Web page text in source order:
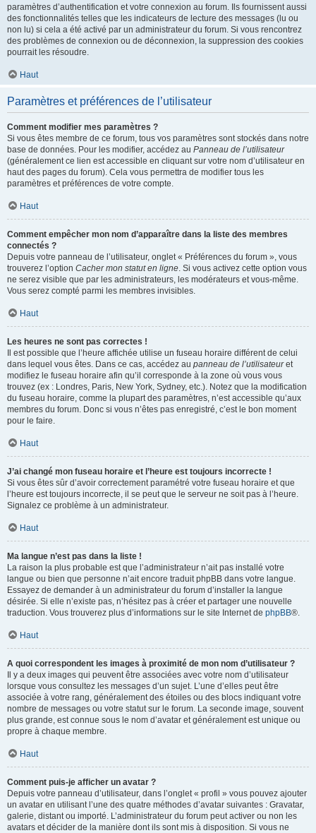
paramètres d’authentification et votre connexion au forum. Ils fournissent aussi
des fonctionnalités telles que les indicateurs de lecture des messages (lu ou
non lu) si cela a été activé par un administrateur du forum. Si vous rencontrez
des problèmes de connexion ou de déconnexion, la suppression des cookies
pourrait les résoudre.
Haut
Paramètres et préférences de l’utilisateur
Comment modifier mes paramètres ?
Si vous êtes membre de ce forum, tous vos paramètres sont stockés dans notre
base de données. Pour les modifier, accédez au Panneau de l’utilisateur
(généralement ce lien est accessible en cliquant sur votre nom d’utilisateur en
haut des pages du forum). Cela vous permettra de modifier tous les
paramètres et préférences de votre compte.
Haut
Comment empêcher mon nom d’apparaître dans la liste des membres
connectés ?
Depuis votre panneau de l’utilisateur, onglet « Préférences du forum », vous
trouverez l’option Cacher mon statut en ligne. Si vous activez cette option vous
ne serez visible que par les administrateurs, les modérateurs et vous-même.
Vous serez compté parmi les membres invisibles.
Haut
Les heures ne sont pas correctes !
Il est possible que l’heure affichée utilise un fuseau horaire différent de celui
dans lequel vous êtes. Dans ce cas, accédez au panneau de l’utilisateuret
modifiez le fuseau horaire afin qu’il corresponde à la zone où vous vous
trouvez (ex : Londres, Paris, New York, Sydney, etc.). Notez que la modification
du fuseau horaire, comme la plupart des paramètres, n’est accessible qu’aux
membres du forum. Donc si vous n’êtes pas enregistré, c’est le bon moment
pour le faire.
Haut
J’ai changé mon fuseau horaire et l’heure est toujours incorrecte !
Si vous êtes sûr d’avoir correctement paramétré votre fuseau horaire et que
l’heure est toujours incorrecte, il se peut que le serveur ne soit pas à l’heure.
Signalez ce problème à un administrateur.
Haut
Ma langue n’est pas dans la liste !
La raison la plus probable est que l’administrateur n’ait pas installé votre
langue ou bien que personne n’ait encore traduit phpBB dans votre langue.
Essayez de demander à un administrateur du forum d’installer la langue
désirée. Si elle n’existe pas, n’hésitez pas à créer et partager une nouvelle
traduction. Vous trouverez plus d’informations sur le site Internet de phpBB®.
Haut
A quoi correspondent les images à proximité de mon nom d’utilisateur ?
Il y a deux images qui peuvent être associées avec votre nom d’utilisateur
lorsque vous consultez les messages d’un sujet. L’une d’elles peut être
associée à votre rang, généralement des étoiles ou des blocs indiquant votre
nombre de messages ou votre statut sur le forum. La seconde image, souvent
plus grande, est connue sous le nom d’avatar et généralement est unique ou
propre à chaque membre.
Haut
Comment puis-je afficher un avatar ?
Depuis votre panneau d’utilisateur, dans l’onglet « profil » vous pouvez ajouter
un avatar en utilisant l’une des quatre méthodes d’avatar suivantes : Gravatar,
galerie, distant ou importé. L’administrateur du forum peut activer ou non les
avatars et décider de la manière dont ils sont mis à disposition. Si vous ne